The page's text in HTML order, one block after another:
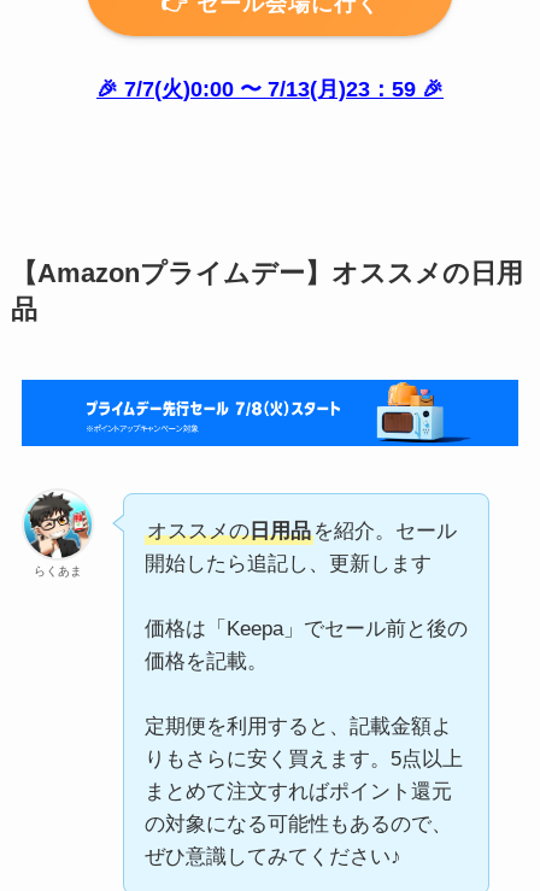
🎉 7/7(火)0:00 〜 7/13(月)23：59 🎉
【Amazonプライムデー】オススメの日用
品
らくあま
オススメの日用品を紹介。セール
開始したら追記し、更新します
価格は「Keepa」でセール前と後の
価格を記載。
定期便を利用すると、記載金額よ
りもさらに安く買えます。5点以上
まとめて注文すればポイント還元
の対象になる可能性もあるので、
ぜひ意識してみてください♪